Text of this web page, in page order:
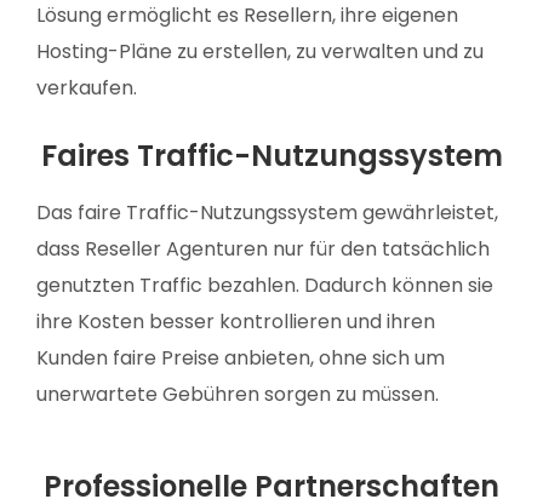
Lösung ermöglicht es Resellern, ihre eigenen
Hosting-Pläne zu erstellen, zu verwalten und zu
verkaufen.
Faires Traffic-Nutzungssystem
Das faire Traffic-Nutzungssystem gewährleistet,
dass Reseller Agenturen nur für den tatsächlich
genutzten Traffic bezahlen. Dadurch können sie
ihre Kosten besser kontrollieren und ihren
Kunden faire Preise anbieten, ohne sich um
unerwartete Gebühren sorgen zu müssen.
Professionelle Partnerschaften